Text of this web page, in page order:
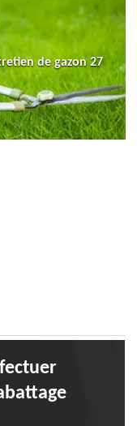
de gazon 27